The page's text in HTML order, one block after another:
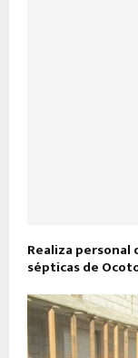
Realiza personal
sépticas de